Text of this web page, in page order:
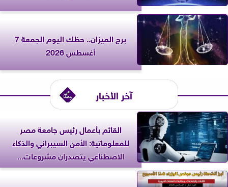
برج الميزان.. حظك اليوم الجمعة 7
أغسطس 2026
آخر الأخبار
القائم بأعمال رئيس جامعة مصر
للمعلوماتية: الأمن السيبراني والذكاء
الاصطناعي يتصدران مشروعات...